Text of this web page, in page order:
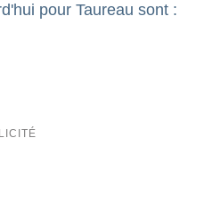
pour Taureau sont :